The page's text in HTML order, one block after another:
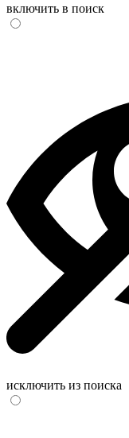
включить в поиск
исключить из поиска